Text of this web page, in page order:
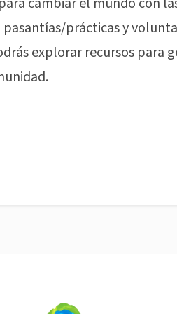
prácticas y
explorar recursos para